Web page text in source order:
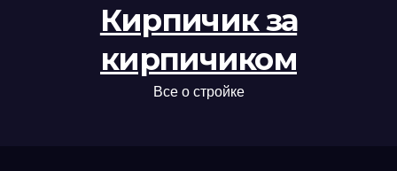
Кирпичик за
кирпичиком
Все о стройке